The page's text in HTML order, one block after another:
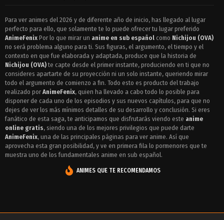
Para ver animes del 2026 y de diferente año de inicio, has llegado al lugar
perfecto para ello, que solamente te lo puede ofrecer tu lugar preferido
AnimeFenix Por lo que mirar un anime en sub español como Nichijou (OVA)
no será problema alguno para ti. Sus figuras, el argumento, el tiempo y el
contexto en que fue elaborada y adaptada, produce que la historia de
Nichijou (OVA) te capte desde el primer instante, produciendo en ti que no
consideres apartarte de su proyección ni un solo instante, queriendo mirar
todo el argumento de comienzo a fin. Todo esto es producto del trabajo
realizado por AnimeFenix, quien ha llevado a cabo todo lo posible para
disponer de cada uno de los episodios y sus nuevos capítulos, para que no
dejes de ver los más mínimos detalles de su desarrollo y conclusión. Si eres
fanático de esta saga, te anticipamos que disfrutarás viendo este anime
online gratis, siendo una de los mejores privilegios que puede darte
AnimeFenix, una de las principales páginas para ver anime. Así que
aprovecha esta gran posibilidad, y ve en primera fila lo pormenores que te
muestra uno de los fundamentales anime en sub español.
ANIMES QUE TE RECOMENDAMOS